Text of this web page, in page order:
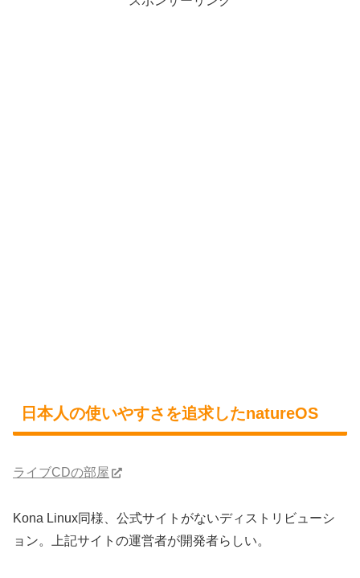
日本人の使いやすさを追求したnatureOS
ライブCDの部屋
Kona Linux同様、公式サイトがないディストリビューシ
ョン。上記サイトの運営者が開発者らしい。